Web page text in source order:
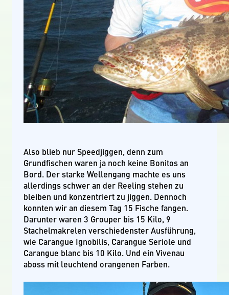
Also blieb nur Speedjiggen, denn zum
Grundfischen waren ja noch keine Bonitos an
Bord. Der starke Wellengang machte es uns
allerdings schwer an der Reeling stehen zu
bleiben und konzentriert zu jiggen. Dennoch
konnten wir an diesem Tag 15 Fische fangen.
Darunter waren 3 Grouper bis 15 Kilo, 9
Stachelmakrelen verschiedenster Ausführung,
wie Carangue Ignobilis, Carangue Seriole und
Carangue blanc bis 10 Kilo. Und ein Vivenau
aboss mit leuchtend orangenen Farben.